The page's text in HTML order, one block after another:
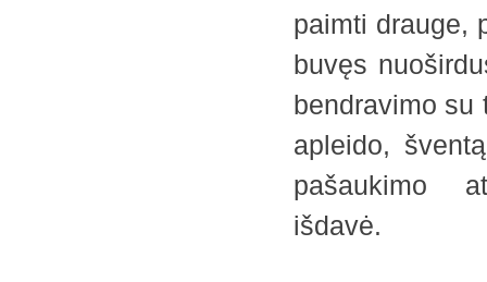
paimti drauge,
buvęs
bendravimo su
apleido,
pašaukimo